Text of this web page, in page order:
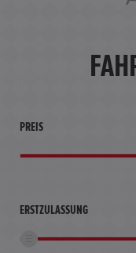
PREIS
ERSTZULASSUNG